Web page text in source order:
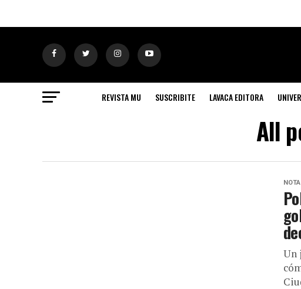
REVISTA MU SUSCRIBITE LAVACA EDITORA
All
NOTA
Un